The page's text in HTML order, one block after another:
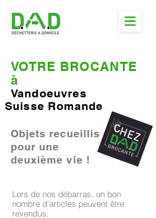
VOTRE BROCANTE
à
Vandoeuvres
Suisse Romande
Objets recueillis
pour une
deuxième vie !
Lors de nos débarras, un bon
nombre d’articles peuvent être
revendus.